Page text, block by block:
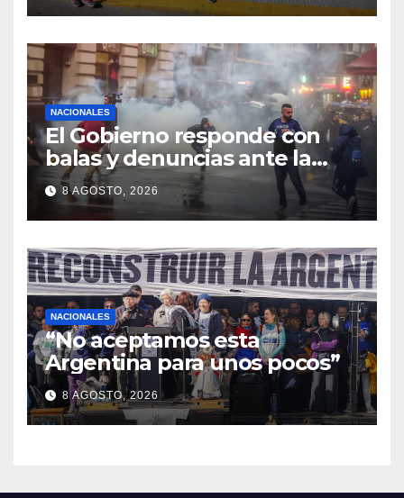
NACIONALES
El Gobierno responde con
balas y denuncias ante la
protesta
8 AGOSTO, 2026
NACIONALES
“No aceptamos esta
Argentina para unos pocos”
8 AGOSTO, 2026